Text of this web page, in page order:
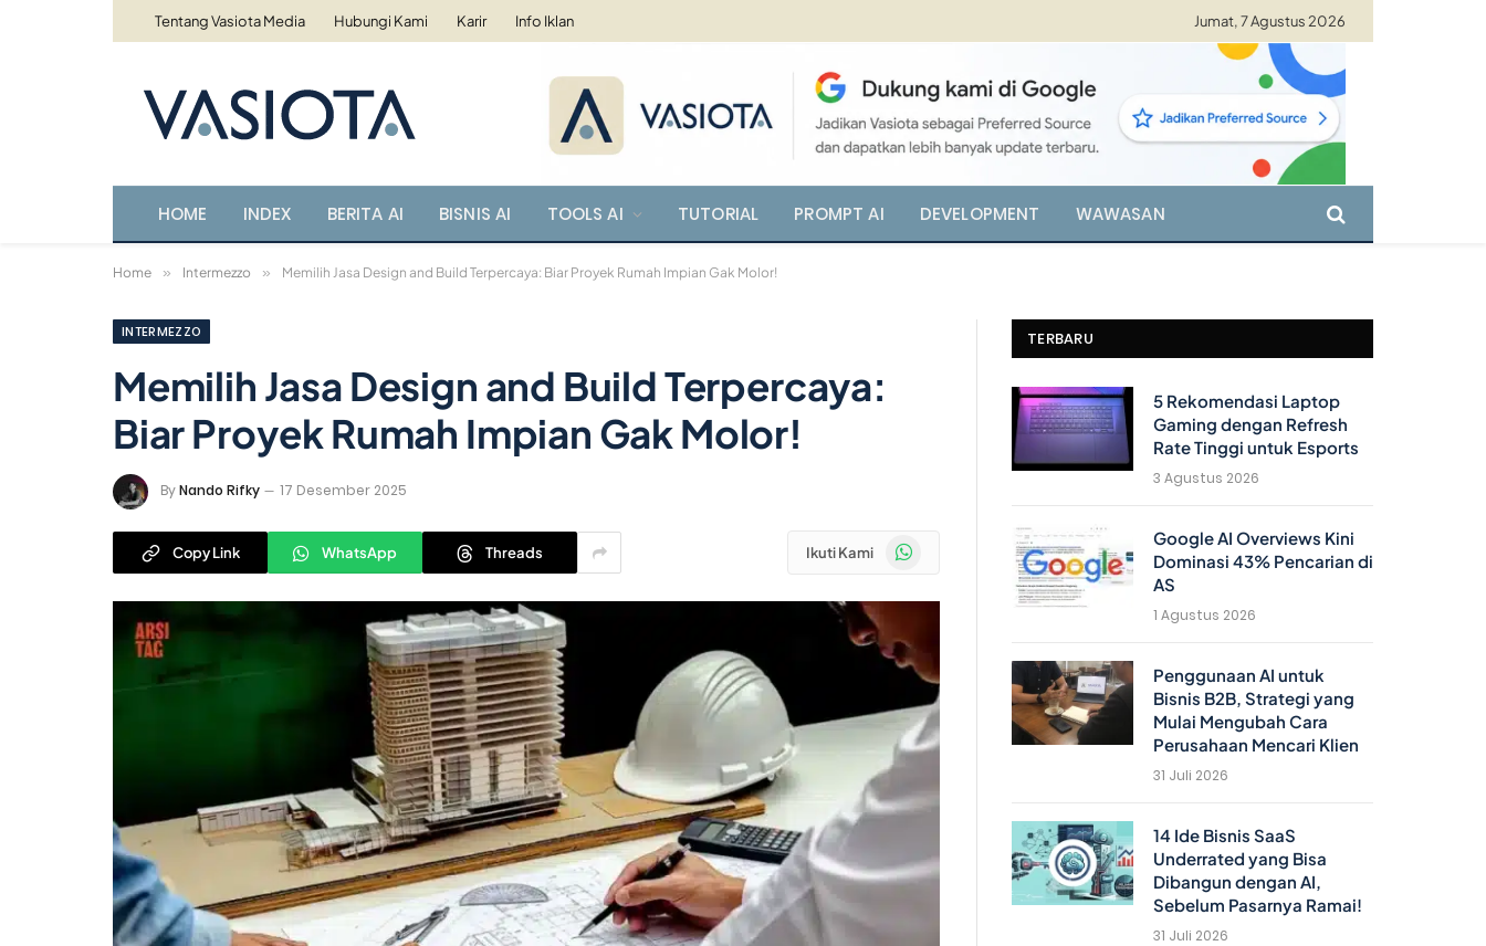
Tentang Vasiota Media Hubungi Kami Karir Info Iklan Jumat, 7 Agustus 2026
HOME INDEX BERITA AI BISNIS AI TOOLS AI TUTORIAL PROMPT AI DEVELOPMENT WAWASAN
Home » Intermezzo » Memilih Jasa Design and Build Terpercaya: Biar Proyek Rumah Impian Gak Molor!
INTERMEZZO
Memilih Jasa Design and Build Terpercaya:
Biar Proyek Rumah Impian Gak Molor!
ByNando Rifky 17 Desember 2025
Copy Link WhatsApp Threads Ikuti Kami WhatsApp
TERBARU
5 Rekomendasi Laptop
Gaming dengan Refresh
Rate Tinggi untuk Esports
3 Agustus 2026
Google AI Overviews Kini
Dominasi 43% Pencarian di
AS
1 Agustus 2026
Penggunaan AI untuk
Bisnis B2B, Strategi yang
Mulai Mengubah Cara
Perusahaan Mencari Klien
31 Juli 2026
14 Ide Bisnis SaaS
Underrated yang Bisa
Dibangun dengan AI,
Sebelum Pasarnya Ramai!
31 Juli 2026